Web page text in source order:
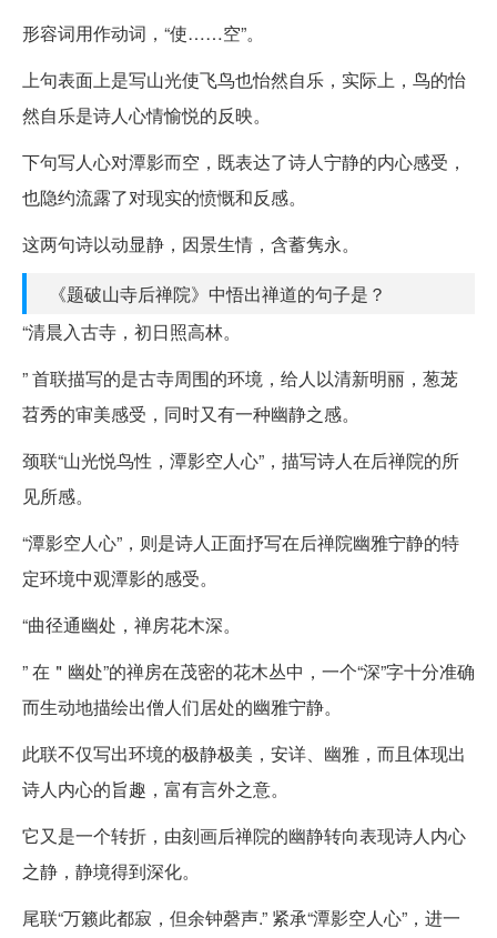
形容词用作动词，“使……空”。
上句表面上是写山光使飞鸟也怡然自乐，实际上，鸟的怡
然自乐是诗人心情愉悦的反映。
下句写人心对潭影而空，既表达了诗人宁静的内心感受，
也隐约流露了对现实的愤慨和反感。
这两句诗以动显静，因景生情，含蓄隽永。
《题破山寺后禅院》中悟出禅道的句子是？
“清晨入古寺，初日照高林。
” 首联描写的是古寺周围的环境，给人以清新明丽，葱茏
苕秀的审美感受，同时又有一种幽静之感。
颈联“山光悦鸟性，潭影空人心”，描写诗人在后禅院的所
见所感。
“潭影空人心”，则是诗人正面抒写在后禅院幽雅宁静的特
定环境中观潭影的感受。
“曲径通幽处，禅房花木深。
” 在＂幽处”的禅房在茂密的花木丛中，一个“深”字十分准确
而生动地描绘出僧人们居处的幽雅宁静。
此联不仅写出环境的极静极美，安详、幽雅，而且体现出
诗人内心的旨趣，富有言外之意。
它又是一个转折，由刻画后禅院的幽静转向表现诗人内心
之静，静境得到深化。
尾联“万籁此都寂，但余钟磬声.” 紧承“潭影空人心”，进一